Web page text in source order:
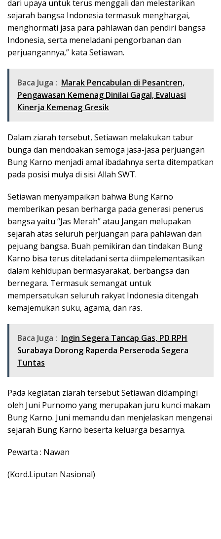
dari upaya untuk terus menggali dan melestarikan
sejarah bangsa Indonesia termasuk menghargai,
menghormati jasa para pahlawan dan pendiri bangsa
Indonesia, serta meneladani pengorbanan dan
perjuangannya,” kata Setiawan.
Baca Juga : Marak Pencabulan di Pesantren,
Pengawasan Kemenag Dinilai Gagal, Evaluasi
Kinerja Kemenag Gresik
Dalam ziarah tersebut, Setiawan melakukan tabur
bunga dan mendoakan semoga jasa-jasa perjuangan
Bung Karno menjadi amal ibadahnya serta ditempatkan
pada posisi mulya di sisi Allah SWT.
Setiawan menyampaikan bahwa Bung Karno
memberikan pesan berharga pada generasi penerus
bangsa yaitu “Jas Merah” atau Jangan melupakan
sejarah atas seluruh perjuangan para pahlawan dan
pejuang bangsa. Buah pemikiran dan tindakan Bung
Karno bisa terus diteladani serta diimpelementasikan
dalam kehidupan bermasyarakat, berbangsa dan
bernegara. Termasuk semangat untuk
mempersatukan seluruh rakyat Indonesia ditengah
kemajemukan suku, agama, dan ras.
Baca Juga : Ingin Segera Tancap Gas, PD RPH
Surabaya Dorong Raperda Perseroda Segera
Tuntas
Pada kegiatan ziarah tersebut Setiawan didampingi
oleh Juni Purnomo yang merupakan juru kunci makam
Bung Karno. Juni memandu dan menjelaskan mengenai
sejarah Bung Karno beserta keluarga besarnya.
Pewarta : Nawan
(Kord.Liputan Nasional)